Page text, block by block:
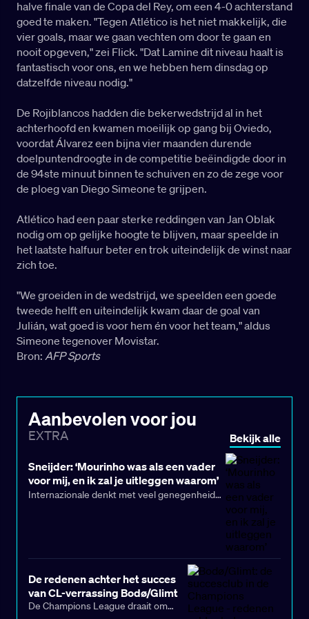
halve finale van de Copa del Rey, om een 4-0 achterstand
goed te maken. "Tegen Atlético is het niet makkelijk, die
vier goals, maar we gaan vechten om door te gaan en
nooit opgeven," zei Flick. "Dat Lamine dit niveau haalt is
fantastisch voor ons, en we hebben hem dinsdag op
datzelfde niveau nodig."
De Rojiblancos hadden die bekerwedstrijd al in het
achterhoofd en kwamen moeilijk op gang bij Oviedo,
voordat Álvarez een bijna vier maanden durende
doelpuntendroogte in de competitie beëindigde door in
de 94ste minuut binnen te schuiven en zo de zege voor
de ploeg van Diego Simeone te grijpen.
Atlético had een paar sterke reddingen van Jan Oblak
nodig om op gelijke hoogte te blijven, maar speelde in
het laatste halfuur beter en trok uiteindelijk de winst naar
zich toe.
"We groeiden in de wedstrijd, we speelden een goede
tweede helft en uiteindelijk kwam daar de goal van
Julián, wat goed is voor hem én voor het team," aldus
Simeone tegenover Movistar.
Bron: AFP Sports
Aanbevolen voor jou
EXTRA Bekijk alle
Sneijder: ‘Mourinho was als een vader
voor mij, en ik zal je uitleggen waarom’
Internazionale denkt met veel genegenheid
tussen Wesley Sneijder en José Mourinho –
niet alleen in de rollen van speler en trainer,
maar ook door de connectie die deed denken
aan die tussen vader en zoon.
De redenen achter het succes
van CL-verrassing Bodø/Glimt
De Champions League draait om